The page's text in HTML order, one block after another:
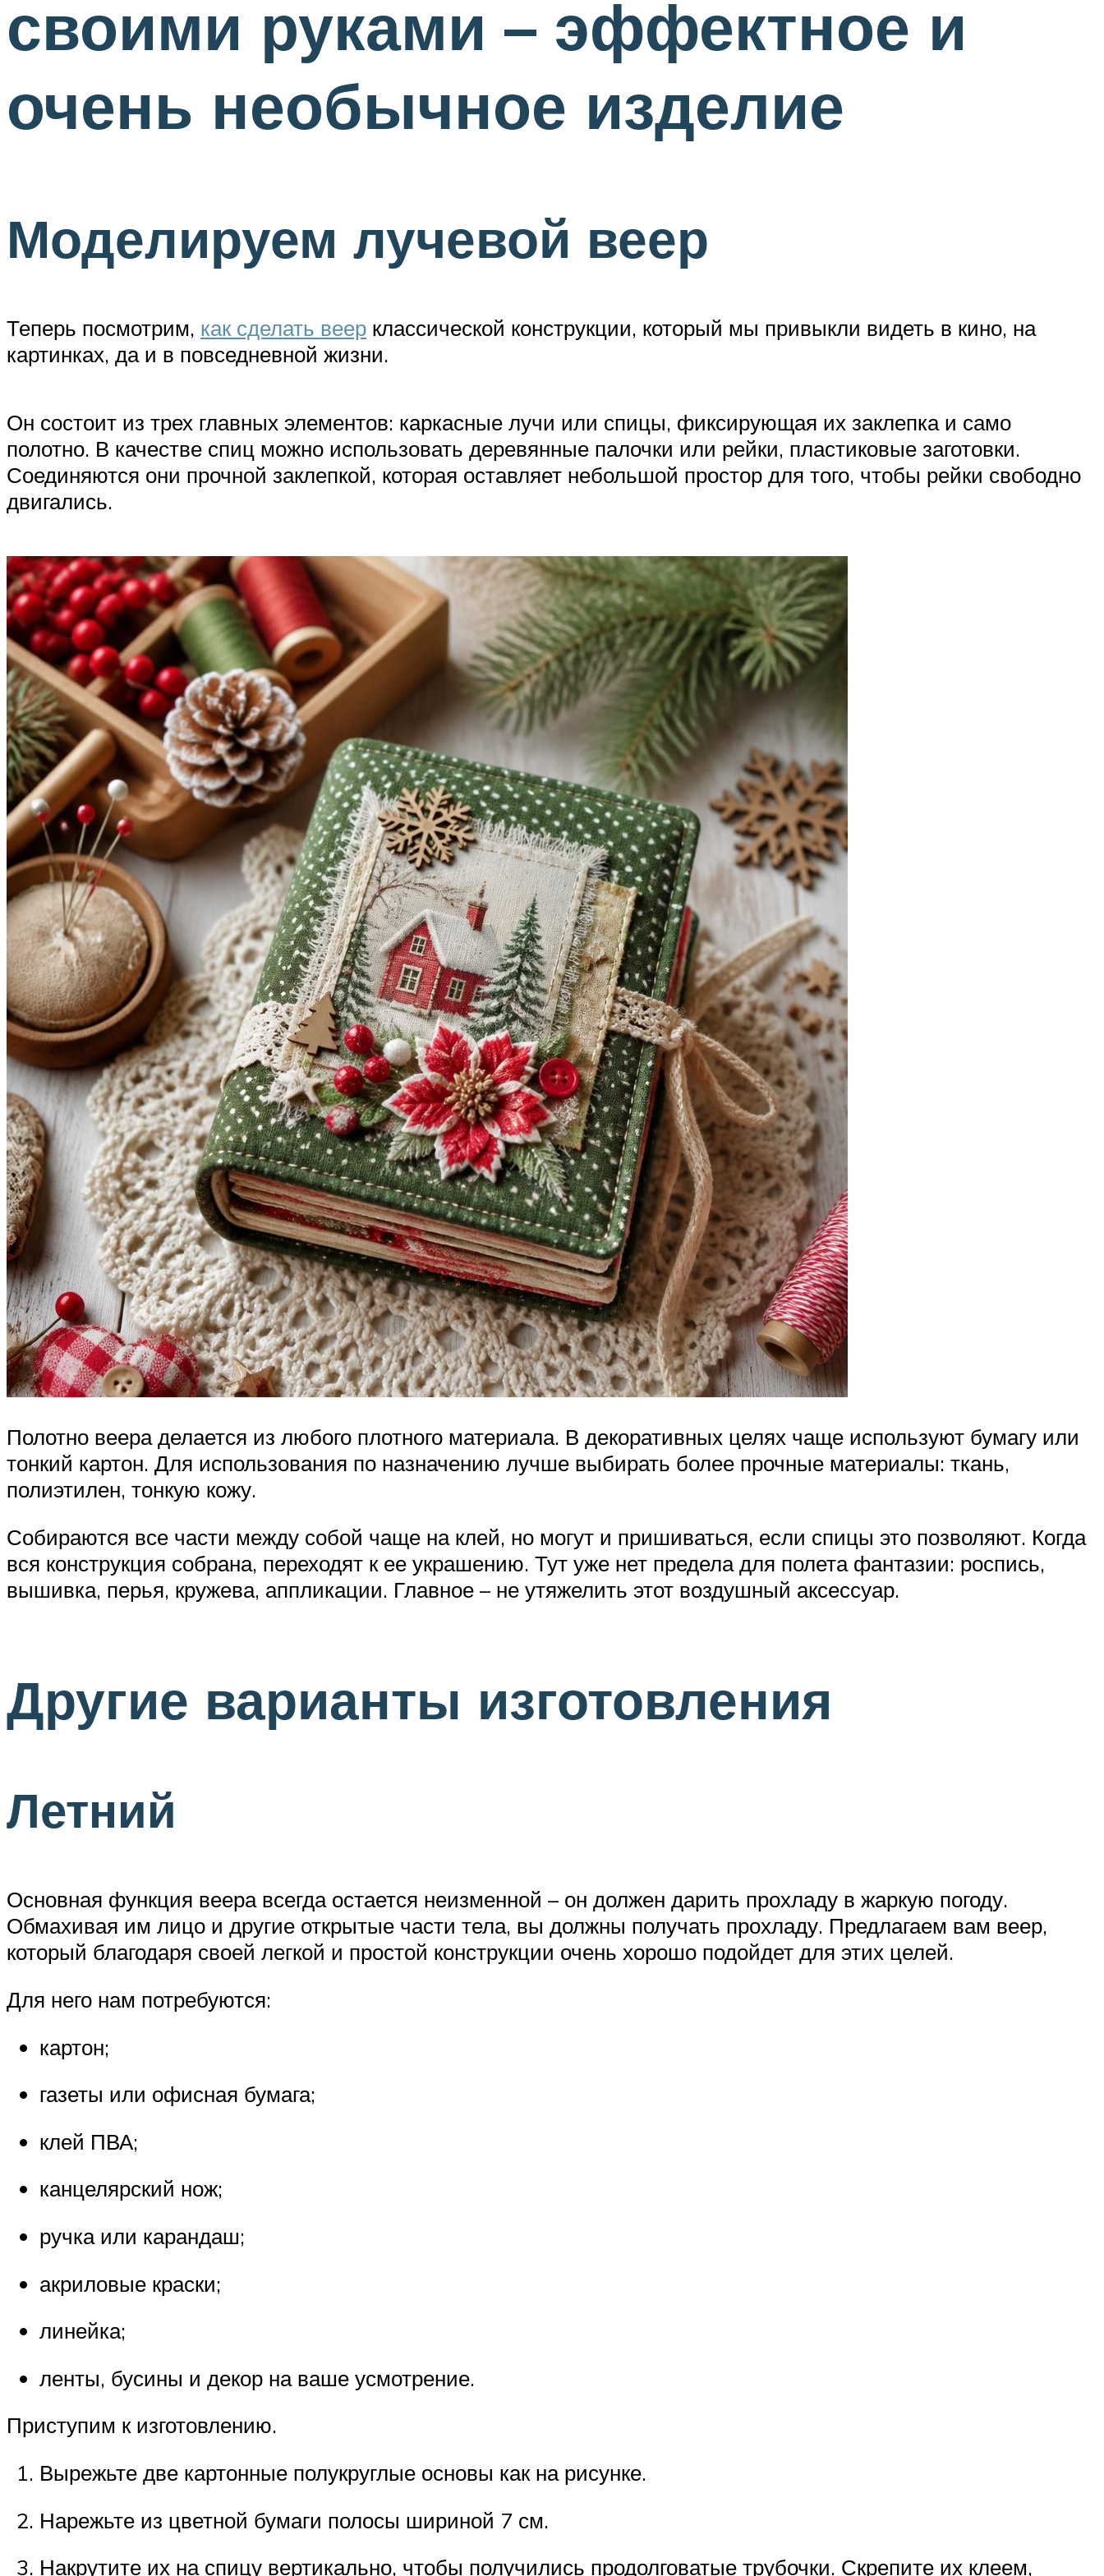
своими руками – эффектное и
очень необычное изделие
Моделируем лучевой веер
Теперь посмотрим, как сделать веер классической конструкции, который мы привыкли видеть в кино, на
картинках, да и в повседневной жизни.
Он состоит из трех главных элементов: каркасные лучи или спицы, фиксирующая их заклепка и само
полотно. В качестве спиц можно использовать деревянные палочки или рейки, пластиковые заготовки.
Соединяются они прочной заклепкой, которая оставляет небольшой простор для того, чтобы рейки свободно
двигались.
Полотно веера делается из любого плотного материала. В декоративных целях чаще используют бумагу или
тонкий картон. Для использования по назначению лучше выбирать более прочные материалы: ткань,
полиэтилен, тонкую кожу.
Собираются все части между собой чаще на клей, но могут и пришиваться, если спицы это позволяют. Когда
вся конструкция собрана, переходят к ее украшению. Тут уже нет предела для полета фантазии: роспись,
вышивка, перья, кружева, аппликации. Главное – не утяжелить этот воздушный аксессуар.
Другие варианты изготовления
Летний
Основная функция веера всегда остается неизменной – он должен дарить прохладу в жаркую погоду.
Обмахивая им лицо и другие открытые части тела, вы должны получать прохладу. Предлагаем вам веер,
который благодаря своей легкой и простой конструкции очень хорошо подойдет для этих целей.
Для него нам потребуются:
картон;
газеты или офисная бумага;
клей ПВА;
канцелярский нож;
ручка или карандаш;
акриловые краски;
линейка;
ленты, бусины и декор на ваше усмотрение.
Приступим к изготовлению.
Вырежьте две картонные полукруглые основы как на рисунке.
Нарежьте из цветной бумаги полосы шириной 7 см.
Накрутите их на спицу вертикально, чтобы получились продолговатые трубочки. Скрепите их клеем,